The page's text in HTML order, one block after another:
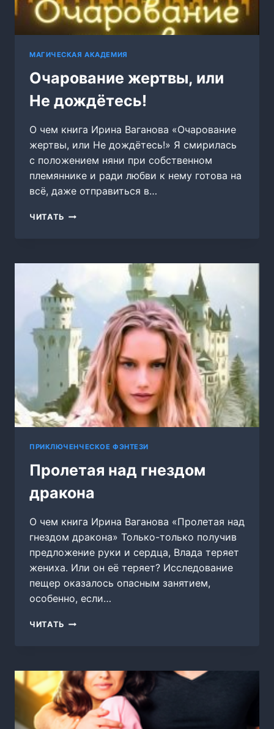
МАГИЧЕСКАЯ АКАДЕМИЯ
Очарование жертвы, или
Не дождётесь!
О чем книга Ирина Ваганова «Очарование
жертвы, или Не дождётесь!» Я смирилась
с положением няни при собственном
племяннике и ради любви к нему готова на
всё, даже отправиться в…
ЧИТАТЬ ОЧАРОВАНИЕ
ДОЖДЁТЕСЬ!
ПРИКЛЮЧЕНЧЕСКОЕ ФЭНТЕЗИ
Пролетая над гнездом
дракона
О чем книга Ирина Ваганова «Пролетая над
гнездом дракона» Только-только получив
предложение руки и сердца, Влада теряет
жениха. Или он её теряет? Исследование
пещер оказалось опасным занятием,
особенно, если…
ЧИТАТЬ ПРОЛЕТАЯ